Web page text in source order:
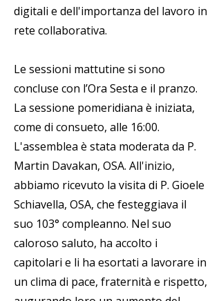
digitali e dell'importanza del lavoro in
rete collaborativa.
Le sessioni mattutine si sono
concluse con l’Ora Sesta e il pranzo.
La sessione pomeridiana è iniziata,
come di consueto, alle 16:00.
L'assemblea è stata moderata da P.
Martin Davakan, OSA. All'inizio,
abbiamo ricevuto la visita di P. Gioele
Schiavella, OSA, che festeggiava il
suo 103° compleanno. Nel suo
caloroso saluto, ha accolto i
capitolari e li ha esortati a lavorare in
un clima di pace, fraternità e rispetto,